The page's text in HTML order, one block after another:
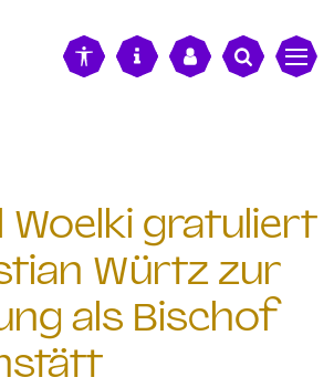
Woelki gratuliert
Würtz zur
als Bischof